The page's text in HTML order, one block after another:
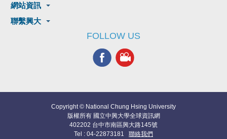
網站資訊
聯繫興大
FOLLOW US
Copyright © National Chung Hsing University
版權所有 國立中興大學全球資訊網
402202 台中市南區興大路145號
Tel : 04-22873181 聯絡我們